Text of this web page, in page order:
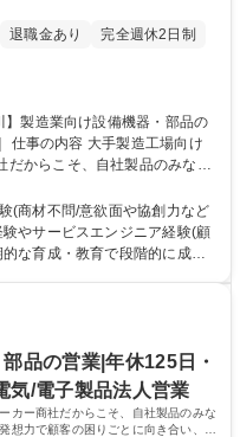
退職金あり
完全週休2日制
だからこそ、自社製品のみなら
な発想力で顧客の困りごとに
ーズや課題を
品やサービスを幅広い選択肢か
業です。 ◆自社製品でもある
強みを活かし、技術部門と共
古川】製
日/家賃補助有/賞与8ヶ月｜
(商材不問/意欲面や協創力など
やサービスエンジニア経験(顧
な育成・教育で段階的に成長
oneday/oneday02/）
る文化があり、社内情報共有
次の1手に対するアドバイスが
る環境が整っています。 学
資格：第一種運転免許普通自動
品の営業|年休125日・
気/電子製品法人営業
カー商社だからこそ、自社製品のみな
想力で顧客の困りごとに向き合い、顧